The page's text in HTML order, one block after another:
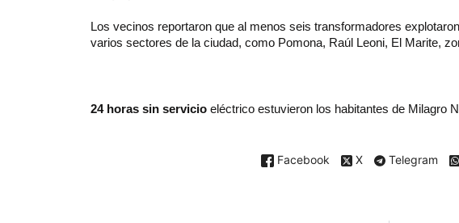
Los vecinos reportaron que al menos seis transformadores
varios sectores de la ciudad, como Pomona, Raúl Leoni, El Marite,
24 horas sin servicio eléctrico estuvieron los habitantes de Milagro
Facebook X Telegram